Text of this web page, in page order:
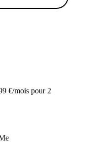
€/mois pour 2